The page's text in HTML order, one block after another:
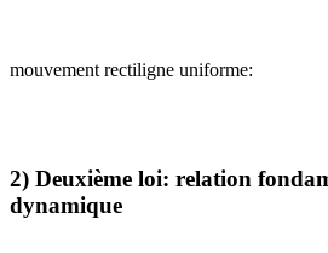
mouvement rectiligne uniforme:
2) Deuxième loi: relation
dynamique